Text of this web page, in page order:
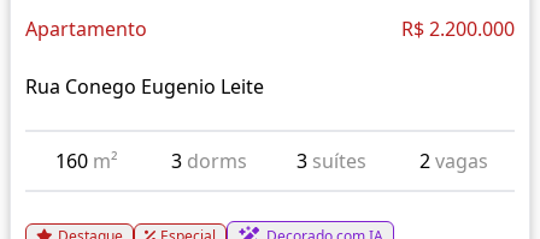
Apartamento R$ 2.200.000
Rua Conego Eugenio Leite
160 m² 3 dorms 3 suítes 2vagas